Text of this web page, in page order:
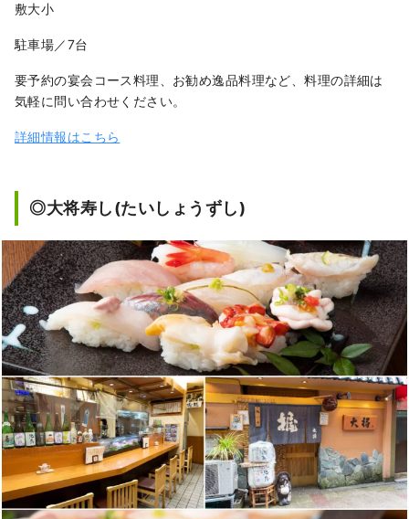
敷大小
駐車場／7台
要予約の宴会コース料理、お勧め逸品料理など、料理の詳細は
気軽に問い合わせください。
詳細情報はこちら
◎大将寿し(たいしょうずし)